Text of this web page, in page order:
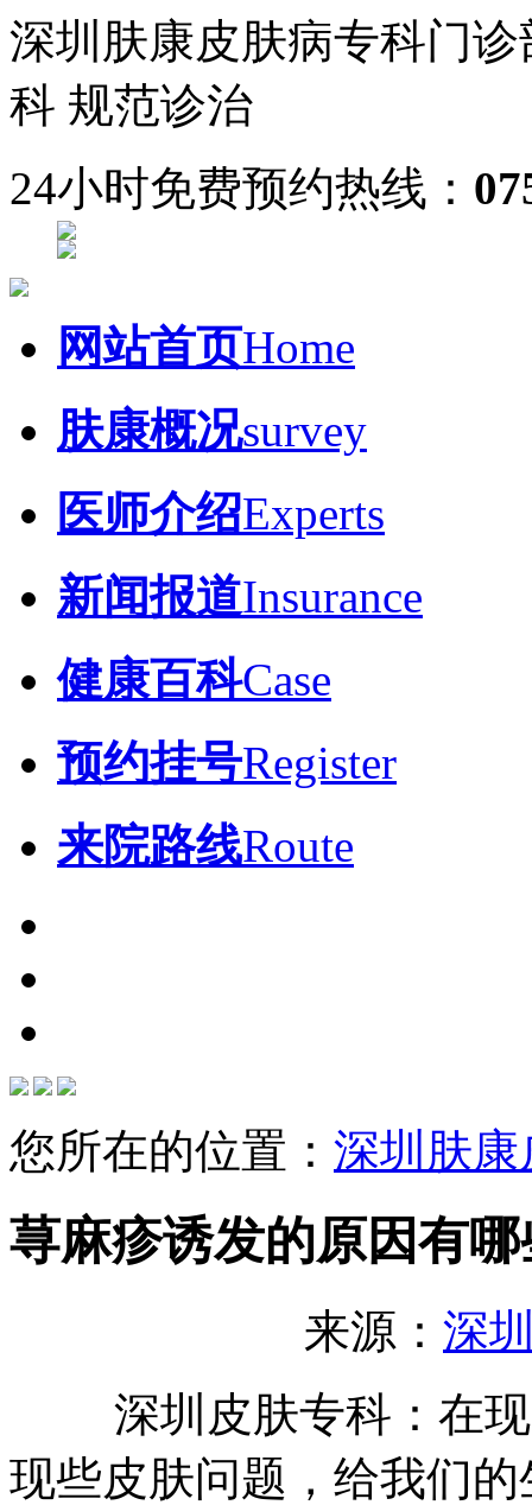
深圳肤康皮肤病专科门诊
科 规范诊治
24小时免费预约热线：
网站首页Home
肤康概况survey
医师介绍Experts
新闻报道Insurance
健康百科Case
预约挂号Register
来院路线Route
您所在的位置： 深圳肤
荨麻疹诱发的原因有哪
来源： 深
深圳皮肤专科：在现
现些皮肤问题，给我们